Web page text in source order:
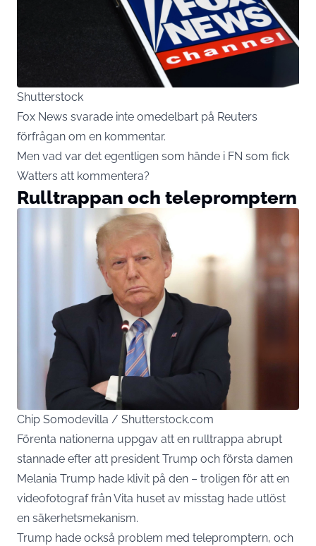
Shutterstock
Fox News svarade inte omedelbart på Reuters
förfrågan om en kommentar.
Men vad var det egentligen som hände i FN som fick
Watters att kommentera?
Rulltrappan och telepromptern
Chip Somodevilla / Shutterstock.com
Förenta nationerna uppgav att en rulltrappa abrupt
stannade efter att president Trump och första damen
Melania Trump hade klivit på den – troligen för att en
videofotograf från Vita huset av misstag hade utlöst
en säkerhetsmekanism.
Trump hade också problem med telepromptern, och